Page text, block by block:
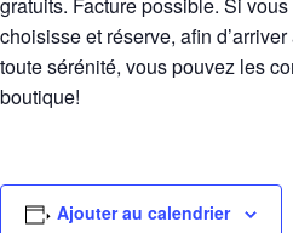
choisisse et réserve, afin
toute sérénité, vous pouvez les
boutique!
Ajouter au calendrier